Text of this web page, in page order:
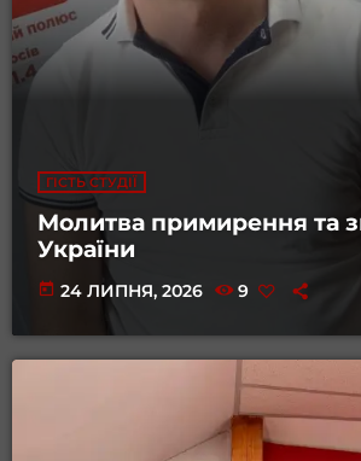
ГІСТЬ СТУДІЇ
Молитва примирення та
України
today 24 ЛИПНЯ, 2026 9